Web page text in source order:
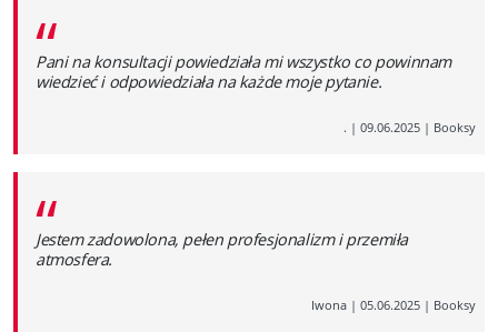
“
Pani na konsultacji powiedziała mi wszystko co powinnam
wiedzieć i odpowiedziała na każde moje pytanie.
. | 09.06.2025 | Booksy
“
Jestem zadowolona, pełen profesjonalizm i przemiła
atmosfera.
Iwona | 05.06.2025 | Booksy